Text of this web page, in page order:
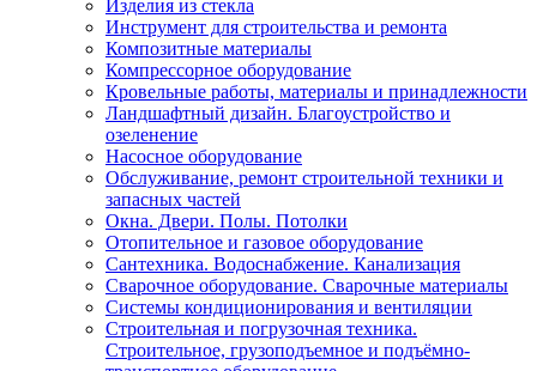
Изделия из стекла
Инструмент для строительства и ремонта
Композитные материалы
Компрессорное оборудование
Кровельные работы, материалы и принадлежности
Ландшафтный дизайн. Благоустройство и
озеленение
Насосное оборудование
Обслуживание, ремонт строительной техники и
запасных частей
Окна. Двери. Полы. Потолки
Отопительное и газовое оборудование
Сантехника. Водоснабжение. Канализация
Сварочное оборудование. Сварочные материалы
Сиcтемы кондиционирования и вентиляции
Строительная и погрузочная техника.
Строительное, грузоподъемное и подъёмно-